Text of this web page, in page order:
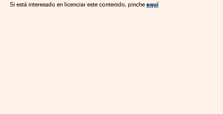
Si está interesado en licenciar este contenido, pinche aquí